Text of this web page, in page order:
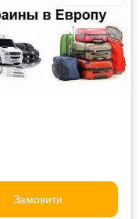
Замовити